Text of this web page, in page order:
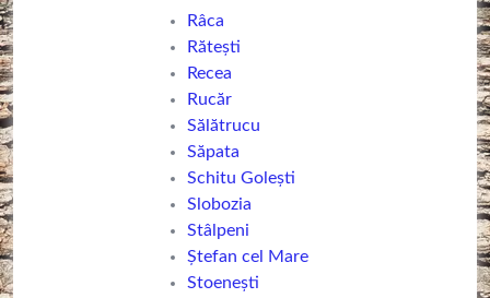
Râca
Rătești
Recea
Rucăr
Sălătrucu
Săpata
Schitu Golești
Slobozia
Stâlpeni
Ștefan cel Mare
Stoenești